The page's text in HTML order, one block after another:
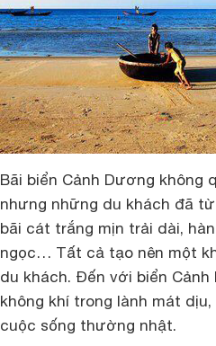
Bãi biển Cảnh Dương không
nhưng những du khách đã
bãi cát trắng mịn trải dài,
ngọc… Tất cả tạo nên một
du khách. Đến với biển
không khí trong lành mát
cuộc sống thường nhật.